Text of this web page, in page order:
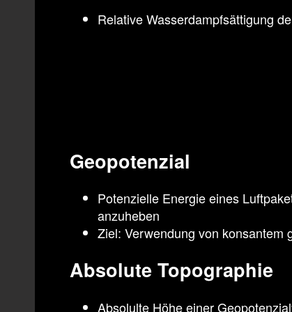
Relative Wasserdampfsättigung
Geopotenzial
Potenzielle Energie eines
anzuheben
Ziel: Verwendung von konsantem
Absolute Topographie
Absolulte Höhe einer